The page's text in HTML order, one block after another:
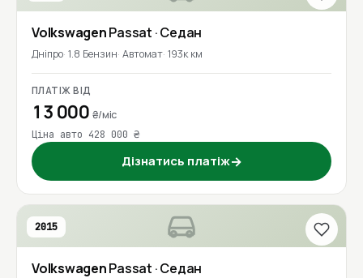
VolkswagenPassat · Седан
Дніпро 1.8 Бензин Автомат 193к км
ПЛАТІЖ ВІД
13 000 ₴/міс
Ціна авто 428 000 ₴
Дізнатись платіж→
2015
VolkswagenPassat · Седан